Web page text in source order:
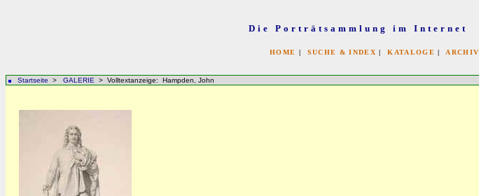
Die Porträtsammlung im Internet
HOME | SUCHE & INDEX |KATALOGE | ARCHIV
Startseite > GALERIE > Volltextanzeige: Hampden, John